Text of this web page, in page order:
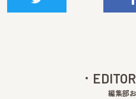
編集部